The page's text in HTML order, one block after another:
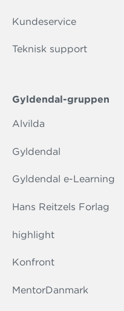
Kundeservice
Teknisk support
Gyldendal-gruppen
Alvilda
Gyldendal
Gyldendal e-Learning
Hans Reitzels Forlag
highlight
Konfront
MentorDanmark